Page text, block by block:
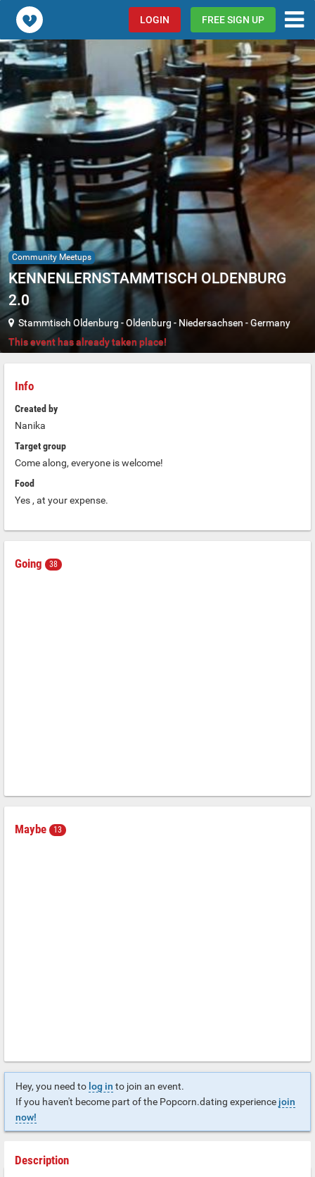
Popcorn.dating LOGIN FREE SIGN UP
Community Meetups
KENNENLERNSTAMMTISCH OLDENBURG
2.0
Stammtisch Oldenburg -Oldenburg - Niedersachsen -Germany
This event has already taken place!
Info
Created by
Nanika
Target group
Come along, everyone is welcome!
Food
Yes , at your expense.
Going 38
Maybe 13
Hey, you need to log in to join an event.
If you haven't become part of the Popcorn.dating experience join
now!
Description